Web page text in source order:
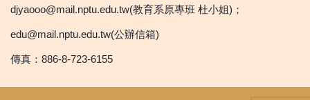
djyaooo@mail.nptu.edu.tw(教育系原專班 杜小姐)；
edu@mail.nptu.edu.tw(公辦信箱)
傳真：886-8-723-6155